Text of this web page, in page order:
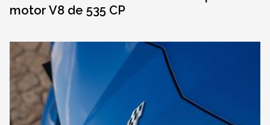
motor V8 de 535 CP